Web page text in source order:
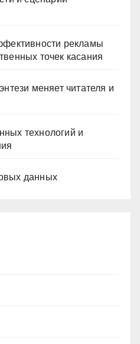
рекламы
точек касания
меняет читателя и
технологий и
данных